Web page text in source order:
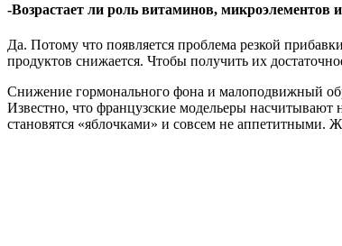
-Возрастает ли роль витаминов, микроэлементов
Да. Потому что появляется проблема резкой
продуктов снижается. Чтобы получить их
Снижение гормонального фона и малоподвижный
Известно, что французские модельеры
становятся «яблочками» и совсем не аппетитными.